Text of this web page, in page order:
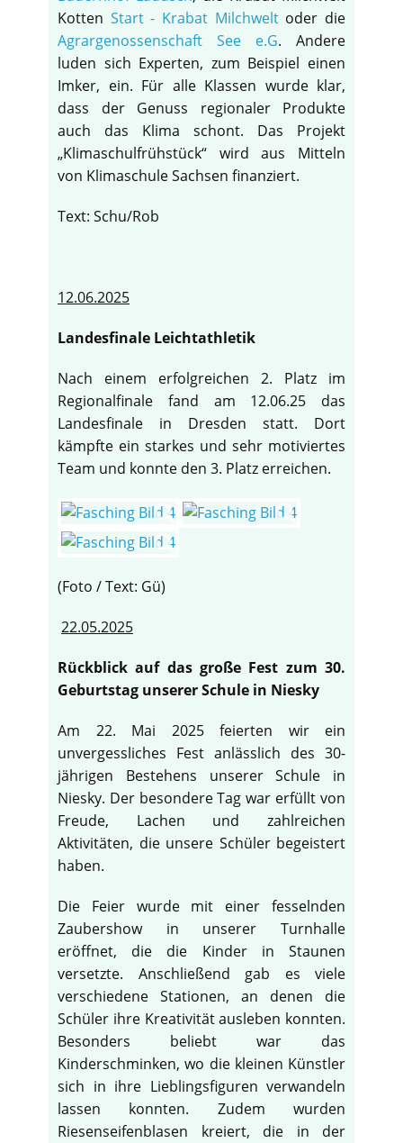
Kotten Start - Krabat Milchweltoder die
Agrargenossenschaft See e.G. Andere
luden sich Experten, zum Beispiel einen
Imker, ein. Für alle Klassen wurde klar,
dass der Genuss regionaler Produkte
auch das Klima schont. Das Projekt
„Klimaschulfrühstück“ wird aus Mitteln
von Klimaschule Sachsen finanziert.
Text: Schu/Rob
12.06.2025
Landesfinale Leichtathletik
Nach einem erfolgreichen 2. Platz im
Regionalfinale fand am 12.06.25 das
Landesfinale in Dresden statt. Dort
kämpfte ein starkes und sehr motiviertes
Team und konnte den 3. Platz erreichen.
(Foto / Text: Gü)
22.05.2025
Rückblick auf das große Fest zum 30.
Geburtstag unserer Schule in Niesky
Am 22. Mai 2025 feierten wir ein
unvergessliches Fest anlässlich des 30-
jährigen Bestehens unserer Schule in
Niesky. Der besondere Tag war erfüllt von
Freude, Lachen und zahlreichen
Aktivitäten, die unsere Schüler begeistert
haben.
Die Feier wurde mit einer fesselnden
Zaubershow in unserer Turnhalle
eröffnet, die die Kinder in Staunen
versetzte. Anschließend gab es viele
verschiedene Stationen, an denen die
Schüler ihre Kreativität ausleben konnten.
Besonders beliebt war das
Kinderschminken, wo die kleinen Künstler
sich in ihre Lieblingsfiguren verwandeln
lassen konnten. Zudem wurden
Riesenseifenblasen kreiert, die in der